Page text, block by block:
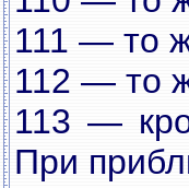
111 — то
112 — то
113 —
При